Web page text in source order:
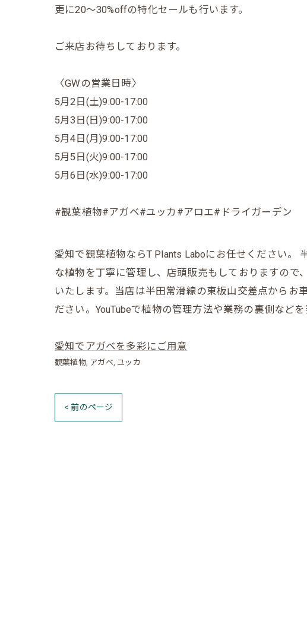
更に20〜30%offの特化セールも行います。
ご来店お待ちしております。
〈GWの営業日時〉
5月2日(土)9:00-17:00
5月3日(日)9:00-17:00
5月4日(月)9:00-17:00
5月5日(火)9:00-17:00
5月6日(水)9:00-17:00
#観葉植物#アガベ#ユッカ#アロエ#ドライガーデン
愛知で観葉植物ならT Plants Laboにお任せください
な植物を丁寧に管理し、店頭販売もしておりますの
いたします。当店は半田常滑線の東板山交差点からお
ださい。YouTubeで植物の管理方法や業務の裏側など
愛知でアガベを多彩にご用意
観葉植物 アガベ ユッカ
< 前のページ